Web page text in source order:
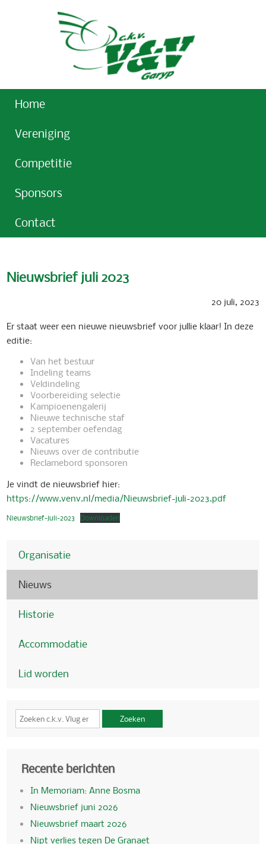
Home
Vereniging
Competitie
Sponsors
Contact
Nieuwsbrief juli 2023
20 juli, 2023
Er staat weer een nieuwe nieuwsbrief voor jullie klaar! In deze
editie:
Van het bestuur
Indeling teams
Veldindeling
Voorbereiding selectie
Kampioenengalerij
Nieuwe technische staf
2 september oefendag
Vacatures
Nieuws over de contributie
Reclamebord sponsoren
Je vindt de nieuwsbrief hier:
https://www.venv.nl/media/Nieuwsbrief-juli-2023.pdf
Nieuwsbrief-juli-2023 Downloaden
Organisatie
Nieuws
Historie
Accommodatie
Lid worden
Zoeken
Recente berichten
In Memoriam: Anne Bosma
Nieuwsbrief juni 2026
Nieuwsbrief maart 2026
Nipt verlies tegen De Granaet